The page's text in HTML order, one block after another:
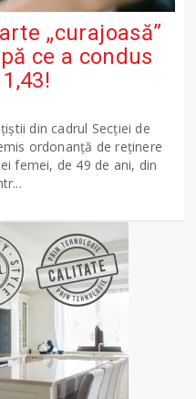
„curajoasă”
ce a condus
din cadrul Secției de
ordonanță de reținere
femei, de 49 de ani, din